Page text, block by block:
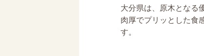
大分県は、原木となる
肉厚でプリッとした食
す。